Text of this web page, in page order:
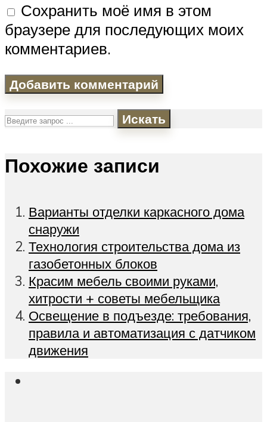
Сохранить моё имя в этом
браузере для последующих моих
комментариев.
Искать
Похожие записи
Варианты отделки каркасного дома
снаружи
Технология строительства дома из
газобетонных блоков
Красим мебель своими руками,
хитрости + советы мебельщика
Освещение в подъезде: требования,
правила и автоматизация с датчиком
движения